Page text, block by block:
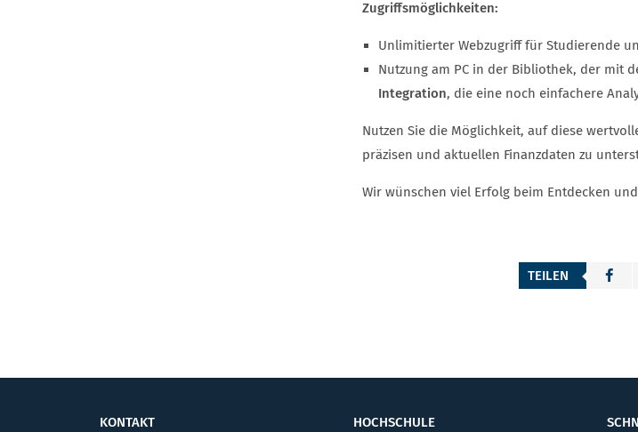
Zugriffsmöglichkeiten:
Unlimitierter Webzugriff für Studierende
Nutzung am PC in der Bibliothek, der mit
Integration, die eine noch einfachere
Nutzen Sie die Möglichkeit, auf diese
präzisen und aktuellen Finanzdaten zu
Wir wünschen viel Erfolg beim Entdecken
TEILEN
KONTAKT HOCHSCHULE